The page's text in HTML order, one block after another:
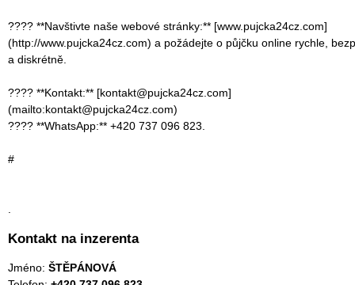
???? **Navštivte naše webové stránky:** [www.pujcka24cz.com]
(http://www.pujcka24cz.com) a požádejte o půjčku online rychle,
a diskrétně.
???? **Kontakt:** [kontakt@pujcka24cz.com]
(mailto:kontakt@pujcka24cz.com)
???? **WhatsApp:** +420 737 096 823.
#
Kontakt na inzerenta
Jméno: ŠTĚPÁNOVÁ